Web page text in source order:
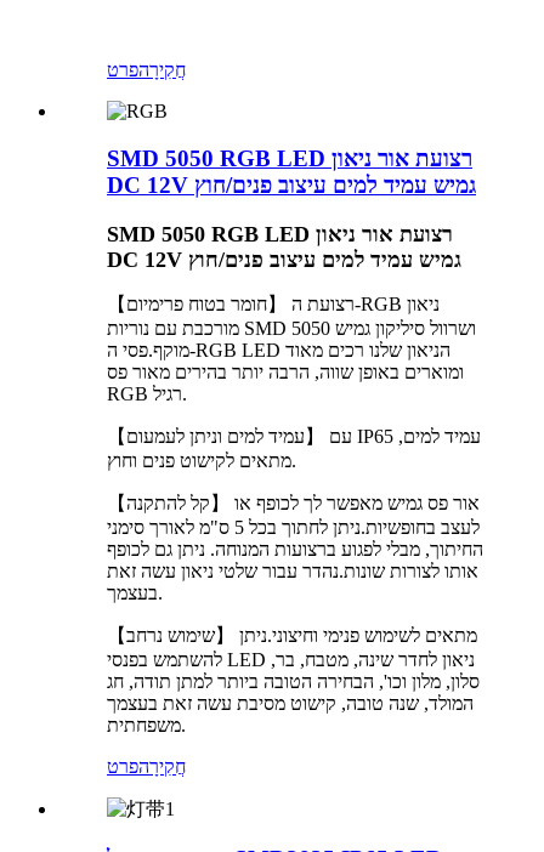
חֲקִירָהפרט
SMD 5050 RGB LED רצועת אור ניאון
DC 12V גמיש עמיד למים עיצוב פנים/חוץ
SMD 5050 RGB LED רצועת אור ניאון
DC 12V גמיש עמיד למים עיצוב פנים/חוץ
【חומר בטוח פרימיום】 רצועת ה-RGB ניאון
מורכבת עם נוריות SMD 5050 ושרוול סיליקון גמיש
מוקף.פסי ה-RGB LED הניאון שלנו רכים מאוד
ומוארים באופן שווה, הרבה יותר בהירים מאור פס
RGB רגיל.
【עמיד למים וניתן לעמעום】 עם IP65 עמיד למים,
מתאים לקישוט פנים וחוץ.
【קל להתקנה】 אור פס גמיש מאפשר לך לכופף או
לעצב בחופשיות.ניתן לחתוך בכל 5 ס"מ לאורך סימני
החיתוך, מבלי לפגוע ברצועות המנוחה. ניתן גם לכופף
אותו לצורות שונות.נהדר עבור שלטי ניאון עשה זאת
בעצמך.
【שימוש נרחב】 מתאים לשימוש פנימי וחיצוני.ניתן
להשתמש בפנסי LED ניאון לחדר שינה, מטבח, בר,
סלון, מלון וכו', הבחירה הטובה ביותר למתן תודה, חג
המולד, שנה טובה, קישוט מסיבת עשה זאת בעצמך
משפחתית.
חֲקִירָהפרט